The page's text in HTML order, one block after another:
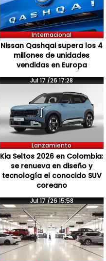
Internacional
Nissan Qashqai supera los 4
millones de unidades
vendidas en Europa
Jul 17 /26 17:28
Lanzamiento
Kia Seltos 2026 en Colombia:
se renueva en diseño y
tecnología el conocido SUV
coreano
Jul 17 /26 15:58